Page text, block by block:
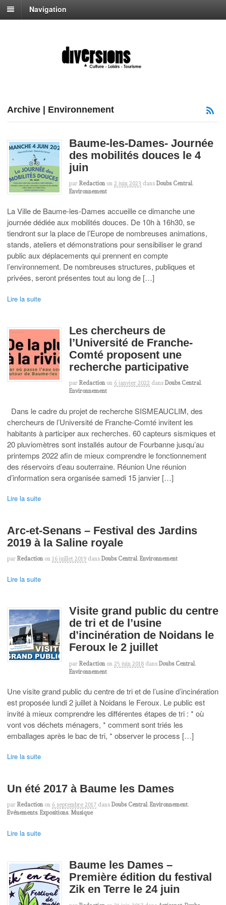
Navigation
Archive | Environnement
Baume-les-Dames- Journée
des mobilités douces le 4
juin
par Redaction on 2 juin 2023 dans Doubs Central,
Environnement
La Ville de Baume-les-Dames accueille ce dimanche une
journée dédiée aux mobilités douces. De 10h à 16h30, se
tiendront sur la place de l’Europe de nombreuses animations,
stands, ateliers et démonstrations pour sensibiliser le grand
public aux déplacements qui prennent en compte
l’environnement. De nombreuses structures, publiques et
privées, seront présentes tout au long de […]
Lire la suite
Les chercheurs de
l’Université de Franche-
Comté proposent une
recherche participative
par Redaction on 6 janvier 2022 dans Doubs Central,
Environnement
Dans le cadre du projet de recherche SISMEAUCLIM, des
chercheurs de l’Université de Franche-Comté invitent les
habitants à participer aux recherches. 60 capteurs sismiques et
20 pluviomètres sont installés autour de Fourbanne jusqu’au
printemps 2022 afin de mieux comprendre le fonctionnement
des réservoirs d’eau souterraine. Réunion Une réunion
d’information sera organisée samedi 15 janvier […]
Lire la suite
Arc-et-Senans – Festival des Jardins
2019 à la Saline royale
par Redaction on 16 juillet 2019 dans Doubs Central, Environnement
Lire la suite
Visite grand public du centre
de tri et de l’usine
d’incinération de Noidans le
Feroux le 2 juillet
par Redaction on 25 juin 2018 dans Doubs Central,
Environnement
Une visite grand public du centre de tri et de l’usine d’incinération
est proposée lundi 2 juillet à Noidans le Feroux. Le public est
invité à mieux comprendre les différentes étapes de tri : * où
vont vos déchets ménagers, * comment sont triés les
emballages après le bac de tri, * observer le process […]
Lire la suite
Un été 2017 à Baume les Dames
par Redaction on 6 septembre 2017 dans Doubs Central, Environnement,
Evénements, Expositions, Musique
Lire la suite
Baume les Dames –
Première édition du festival
Zik en Terre le 24 juin